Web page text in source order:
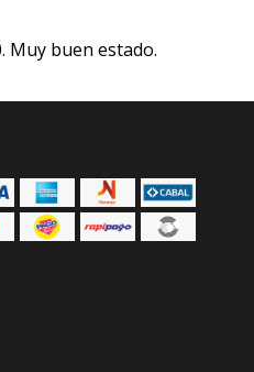
Muy buen estado.